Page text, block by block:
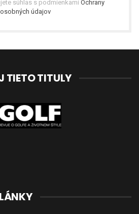
súhlas s podmienkami Ochrany
osobných údajov
TIETO TITULY